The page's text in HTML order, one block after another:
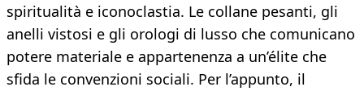
spiritualità e iconoclastia. Le collane pesanti, gli
anelli vistosi e gli orologi di lusso che comunicano
potere materiale e appartenenza a un’élite che
sfida le convenzioni sociali. Per l’appunto, il